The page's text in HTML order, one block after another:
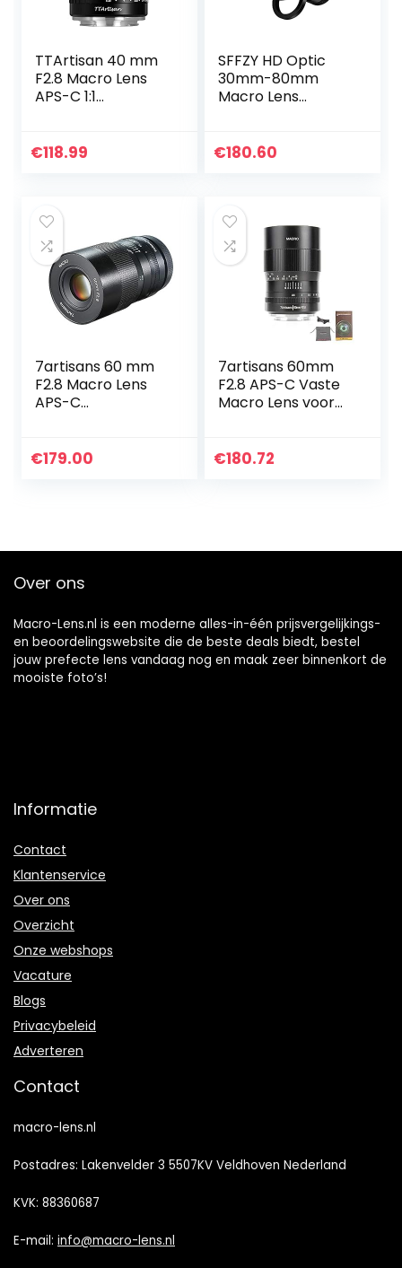
TTArtisan 40 mm
F2.8 Macro Lens
APS-C 1:1
focus Prime vaste
€118.99
SFFZY HD Optic
30mm-80mm
Macro Lens
Lentes voor
€180.60
7artisans 60 mm
F2.8 Macro Lens
APS-C
Mount Camera’s
€179.00
7artisans 60mm
F2.8 APS-C Vaste
Macro Lens voor
Camera’s
€180.72
Over ons
Macro-Lens.nl is een moderne alles-in-één prijsvergelijkings-
en beoordelingswebsite die de beste deals biedt, bestel
jouw prefecte lens vandaag nog en maak zeer binnenkort de
mooiste foto’s!
Informatie
Contact
Klantenservice
Over ons
Overzicht
Onze webshops
Vacature
Blogs
Privacybeleid
Adverteren
Contact
macro-lens.nl
Postadres: Lakenvelder 3 5507KV Veldhoven Nederland
KVK: 88360687
E-mail: info@macro-lens.nl